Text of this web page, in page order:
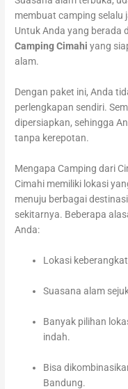
membuat camping selalu
Untuk Anda yang berada
Camping Cimahi yang
alam.
Dengan paket ini, Anda
perlengkapan sendiri.
dipersiapkan, sehingga
tanpa kerepotan.
Mengapa Camping dari
Cimahi memiliki lokasi
menuju berbagai
sekitarnya. Beberapa
Anda:
Lokasi
Suasana alam
Banyak pilihan
indah.
Bisa
Bandung.